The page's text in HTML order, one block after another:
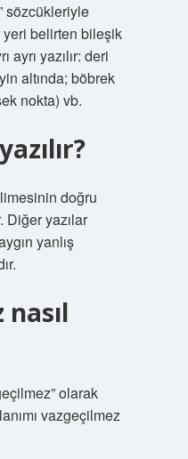
sözcükleriyle
belirten bileşik
ayrı yazılır: deri
altında; böbrek
nokta) vb.
doğru
Diğer yazılar
yanlış
olarak
vazgeçilmez